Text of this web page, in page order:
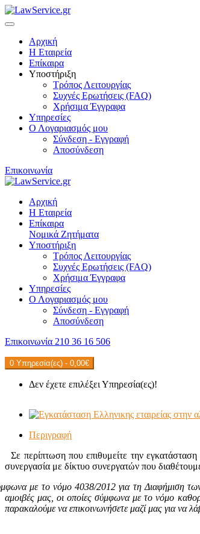
Αρχική
Η Εταιρεία
Επίκαιρα
Υποστήριξη
Τρόπος Λειτουργίας
Συχνές Ερωτήσεις (FAQ)
Χρήσιμα Έγγραφα
Υπηρεσίες
Ο Λογαριασμός μου
Σύνδεση - Εγγραφή
Αποσύνδεση
Επικοινωνία
Αρχική
Η Εταιρεία
Επίκαιρα
Νομικά Ζητήματα
Υποστήριξη
Τρόπος Λειτουργίας
Συχνές Ερωτήσεις (FAQ)
Χρήσιμα Έγγραφα
Υπηρεσίες
Ο Λογαριασμός μου
Σύνδεση - Εγγραφή
Αποσύνδεση
Επικοινωνία 210 36 16 506
0 Υπηρεσία(ες) - 0,00€
Δεν έχετε επιλέξει Υπηρεσία(ες)!
Περιγραφή
Σε περίπτωση που επιθυμείτε την
συνεργασία με δίκτυο συνεργατών που
με το νόμο 4038/2012 για τη Διαφήμιση των
αμοιβές μας, οι οποίες σύμφωνα με το νόμο
παρακαλούμε να επικοινωνήσετε μαζί μας για να